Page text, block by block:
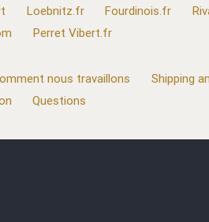
Loebnitz.fr Fourdinois.fr
Perret Vibert.fr
nous travaillons
Shipping
Questions